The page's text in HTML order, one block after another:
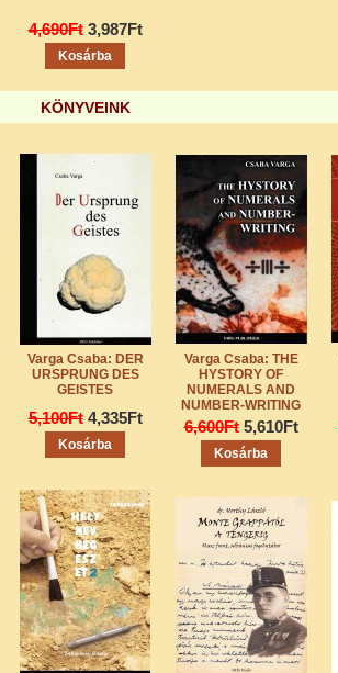
4,690Ft 3,987Ft
Kosárba
KÖNYVEINK
Varga Csaba: DER
URSPRUNG DES
GEISTES
5,100Ft 4,335Ft
Varga Csaba: THE
HYSTORY OF
NUMERALS AND
NUMBER-WRITING
6,600Ft 5,610Ft